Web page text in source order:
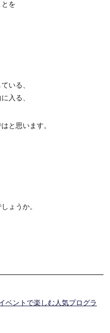
を
いる、
入る、
と思います。
ょうか。
ベントで楽しむ人気プログラ